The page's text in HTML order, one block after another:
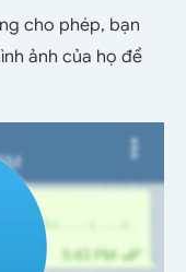
cho phép, bạn
ảnh của họ để